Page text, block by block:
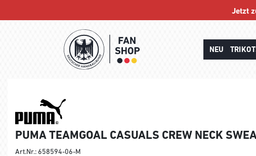
Jetzt
NEU
PUMA TEAMGOAL CASUALS CREW NECK
Art.Nr.: 658594-06-M